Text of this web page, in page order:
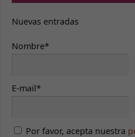
Nuevas entradas
Nombre*
E-mail*
Por favor, acepta nuestra